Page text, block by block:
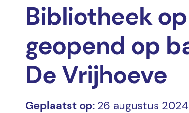
Bibliotheek
geopend op
De Vrijhoeve
Geplaatst op: 26 augustus 2024